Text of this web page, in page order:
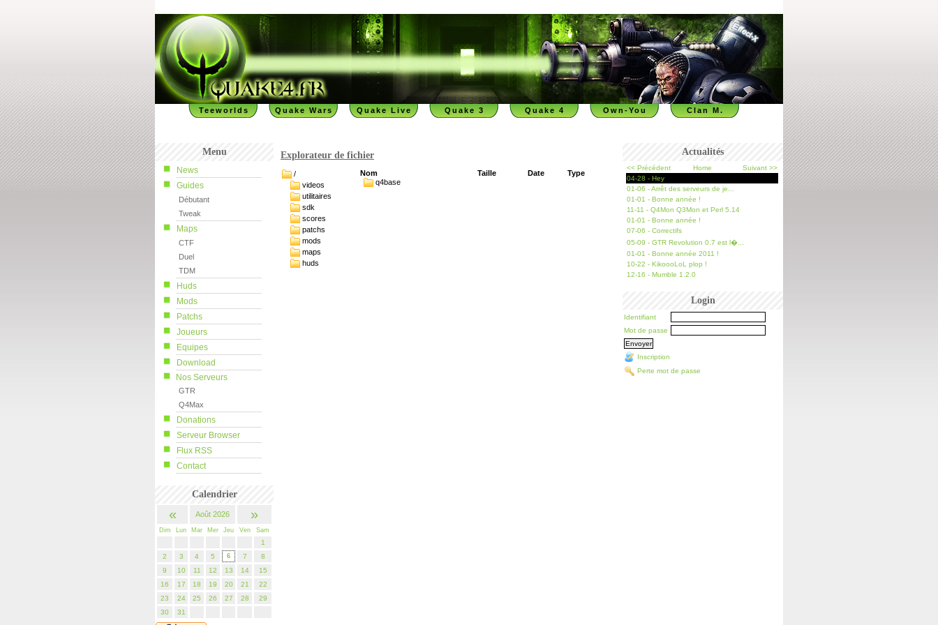
Clan M.
Own-You
Quake 4
Quake 3
Quake Live
Quake Wars
Teeworlds
Menu
News
Guides
Débutant
Tweak
Maps
CTF
Duel
TDM
Huds
Mods
Patchs
Joueurs
Equipes
Download
Nos Serveurs
GTR
Q4Max
Donations
Serveur Browser
Flux RSS
Contact
Calendrier
« Août 2026 »
Dim Lun Mar Mer Jeu Ven Sam
1
2
3 4 5 6 7
8
9
10 11 12 13 14
15
16
17 18 19 20 21
22
23
24 25 26 27 28
29
30
31
Actualités
<< Précédent Home
Suivant >>
04-28 - Hey
01-06 - Arrêt des serveurs de je...
01-01 - Bonne année !
11-11 - Q4Mon Q3Mon et Perl 5.14
01-01 - Bonne année !
07-06 - Correctifs
05-09 - GTR Revolution 0.7 est l�...
01-01 - Bonne année 2011 !
10-22 - KikoooLoL plop !
12-16 - Mumble 1.2.0
Login
Identifiant
Mot de passe
Inscription
Perte mot de passe
Explorateur de fichier
/
videos
utilitaires
sdk
scores
patchs
mods
maps
huds
Nom Taille Date
Type
q4base